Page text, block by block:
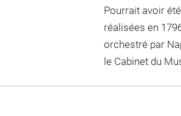
Pourrait avoir
réalisées en
orchestré par
le Cabinet du